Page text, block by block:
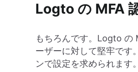
Logto の MFA
もちろんです。Logto の
ーザーに対して堅牢です
ンで設定を求められます。